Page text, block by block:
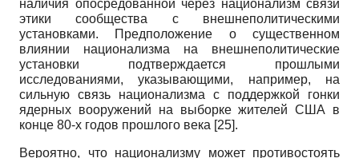
наличия опосредованной через национализм связи
этики сообщества с внешнеполитическими
установками. Предположение о существенном
влиянии национализма на внешнеполитические
установки подтверждается прошлыми
исследованиями, указывающими, например, на
сильную связь национализма с поддержкой гонки
ядерных вооружений на выборке жителей США в
конце 80-х годов прошлого века [25].
Вероятно, что национализму может противостоять